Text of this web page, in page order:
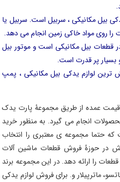
بیل مکانیکی ، سربیل است. سربیل یا
روی مواد خاکی زمین انجام می دهد.
قطعات بیل مکانیکی است و موتور بیل‌
بسیار پر قدرت است.
‌ترین لوازم یدکی بیل‌ مکانیکی ، پمپ
قیمت عمده از طریق مجموعۀ پارت یدک
انجام می گیرد. به منظور خرید
که حتما مجموعه ی معتبری را انتخاب
در حوزۀ فروش قطعات ماشین آلات
را ارائه دهد. در این مجموعه برند
ماترپیلار و. برای فروش لوازم یدکی